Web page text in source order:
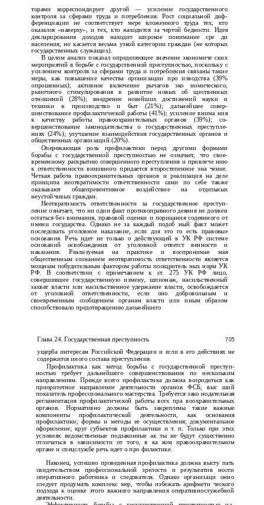
торами корреспондирует другой — усиление государственного
контроля за сферами труда и потребления. Рост социальной диф­
ференциации не соответствует мере вложенного труда тех, кто
оказался «наверху», и тех, кто находится за чертой бедности. Идея
декларирования доходов находит широкое понимание сре­ ди
населения, но касается весьма узкой категории граждан (не­ которых
государственных служащих).
В целом анализ показал определяющее значение экономиче­ ских
мероприятий в борьбе с государственной преступностью, поскольку с
усилением контроля за сферами труда и потребления связаны такие
меры, как повышение качества организации про­ изводства (39%
опрошенных); активное включение рычагов эко­ номического,
рыночного стимулирования в развитие новых об­ щественных
отношений (28%); внедрение новейших достижений науки и
техники в производство и быт (21%); дальнейшее совер­
шенствование профилактической работы (41%); усиление внима­ ния
к качеству работы правоохранительных органов (39%); со­
вершенствование законодательства о государственных преступле­
ниях (24%); улучшение взаимодействия государственных органов и
общественных организаций (20%).
Опережающая роль профилактики перед другими формами
борьбы с государственной преступностью не означает, что свое­
временному раскрытию совершенного преступления и привлече­ нию
к ответственности виновного придается второстепенное зна­ чение.
Четкая работа правоохранительных органов и реализация на деле
принципа неотвратимости ответственности сами по себе также
оказывают общепревентивное воздействие на отдельных
неустойчивых граждан.
Неотвратимость ответственности за государственное преступ­
ление означает, что ни один факт противоправного деяния не должен
остаться без внимания, правовой оценки и порицания содеянного от
имени государства. Однако не за каждый подоб­ ный факт может
последовать уголовное наказание, если для это­ го есть правовые
основания. Речь идет не только о действующей в УК РФ системе
оснований освобождения от уголовной ответст­ венности и
наказания. Реализуемая на практике и воспринимае­ мая
общественным сознанием неотвратимость ответственности является
мощным побудительным фактором работы поощритель­ ных норм УК
РФ. В соответствии с примечанием к ст. 275 УК РФ лицо,
совершившее государственную измену, шпионаж, насильственный
захват власти или насильственное удержание власти, освобождается
от уголовной ответственности, если оно добровольным и
своевременным сообщением органам власти или иным образом
способствовало предотвращению дальнейшего
Глава 24. Государственная преступность 705
ущерба интересам Российской Федерации и если в его действиях не
содержится иного состава преступления.
Профилактика как метод борьбы с государственной преступ­
ностью требует дальнейшего совершенствования по нескольким
направлениям. Прежде всего профилактика должна возродиться как
приоритетное направление деятельности органов ФСБ, выс­ ший
показатель профессионального мастерства. Требуется зако­ нодательная
регламентация профилактической работы всех пра­ воохранительных
органов. Нормативно должны быть закреплены такие важные
компоненты профилактической деятельности, как основания
профилактики; формы и методы ее осуществления; документальное
оформление; круг субъектов профилактики и т. п. Только при этих
условиях ведомственные подзаконные ак­ ты не будут существенно
отличаться в зависимости от того, в ка­ ком правоохранительном
органе и спецслужбе речь идет о про­ филактике.
Наконец, успешно проведенная профилактика должна высту­ пать
свидетельством профессиональной зрелости и результатив­ ности
оперативного работника и следователя. Однако организаци­ онно
следует продумать комплекс мер, чтобы избежать арифмети­ ческого
подхода к оценке этого важного направления оперативнослужебной
деятельности.